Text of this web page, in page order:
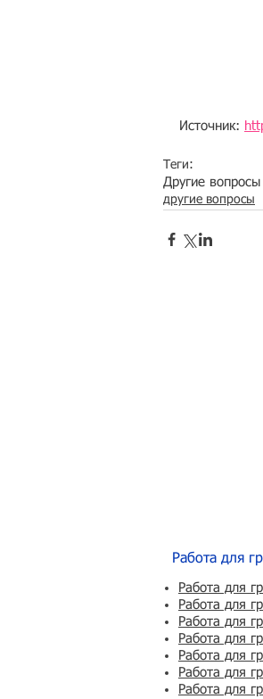
Источник:
Теги:
Другие вопросы
другие вопросы
Работа для
Работа для
Работа для
Работа для
Работа для
Работа для
Работа для
Работа для